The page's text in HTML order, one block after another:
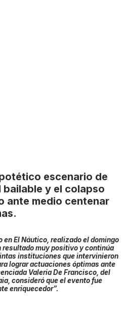
escenario de
y el colapso
ante medio centenar
en El Náutico, realizado el domingo
resultado muy positivo y continúa
instituciones que intervinieron
lograr actuaciones óptimas ante
Valeria De Francisco, del
consideró que el evento fue
enriquecedor”.